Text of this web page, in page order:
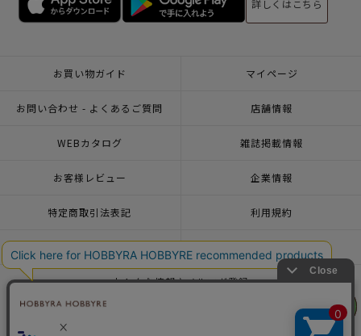
フェア
フェア
詳しくはこちら
お買い物ガイド マイページ
お問い合わせ - よくあるご質問 店舗情報
WEBカタログ 雑誌掲載情報
お客様レビュー 企業情報
特定商取引法表記 利用規約
一緒に働こう♪求人情報
おトクな情報♪メルマガ登録